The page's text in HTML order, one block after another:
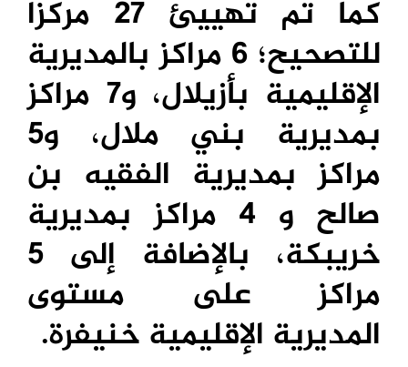
كما تم تهييئ 27 مركزا
للتصحيح؛ 6 مراكز بالمديرية
الإقليمية بأزيلال، و7 مراكز
بمديرية بني ملال، و5
مراكز بمديرية الفقيه بن
صالح و 4 مراكز بمديرية
خريبكة، بالإضافة إلى 5
مراكز على مستوى
المديرية الإقليمية خنيفرة.